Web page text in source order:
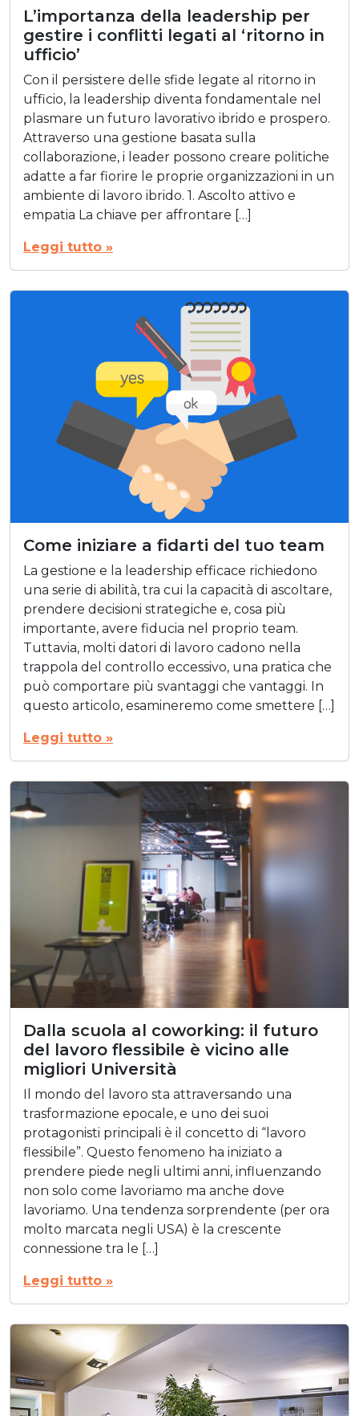
L’importanza della leadership per
gestire i conflitti legati al ‘ritorno in
ufficio’
Con il persistere delle sfide legate al ritorno in
ufficio, la leadership diventa fondamentale nel
plasmare un futuro lavorativo ibrido e prospero.
Attraverso una gestione basata sulla
collaborazione, i leader possono creare politiche
adatte a far fiorire le proprie organizzazioni in un
ambiente di lavoro ibrido. 1. Ascolto attivo e
empatia La chiave per affrontare […]
Leggi tutto »
Come iniziare a fidarti del tuo team
La gestione e la leadership efficace richiedono
una serie di abilità, tra cui la capacità di ascoltare,
prendere decisioni strategiche e, cosa più
importante, avere fiducia nel proprio team.
Tuttavia, molti datori di lavoro cadono nella
trappola del controllo eccessivo, una pratica che
può comportare più svantaggi che vantaggi. In
questo articolo, esamineremo come smettere […]
Leggi tutto »
Dalla scuola al coworking: il futuro
del lavoro flessibile è vicino alle
migliori Università
Il mondo del lavoro sta attraversando una
trasformazione epocale, e uno dei suoi
protagonisti principali è il concetto di “lavoro
flessibile”. Questo fenomeno ha iniziato a
prendere piede negli ultimi anni, influenzando
non solo come lavoriamo ma anche dove
lavoriamo. Una tendenza sorprendente (per ora
molto marcata negli USA) è la crescente
connessione tra le […]
Leggi tutto »